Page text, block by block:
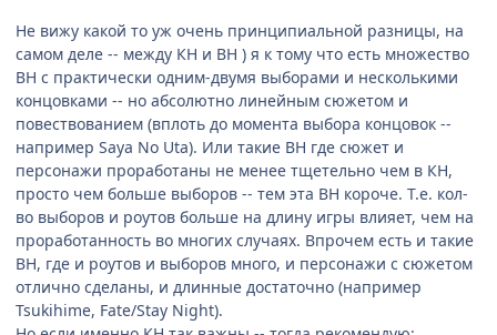
Не вижу какой то уж очень принципиальной разницы, на
самом деле -- между КН и ВН ) я к тому что есть множество
ВН с практически одним-двумя выборами и несколькими
концовками -- но абсолютно линейным сюжетом и
повествованием (вплоть до момента выбора концовок --
например Saya No Uta). Или такие ВН где сюжет и
персонажи проработаны не менее тщетельно чем в КН,
просто чем больше выборов -- тем эта ВН короче. Т.е. кол-
во выборов и роутов больше на длину игры влияет, чем на
проработанность во многих случаях. Впрочем есть и такие
ВН, где и роутов и выборов много, и персонажи с сюжетом
отлично сделаны, и длинные достаточно (например
Tsukihime, Fate/Stay Night).